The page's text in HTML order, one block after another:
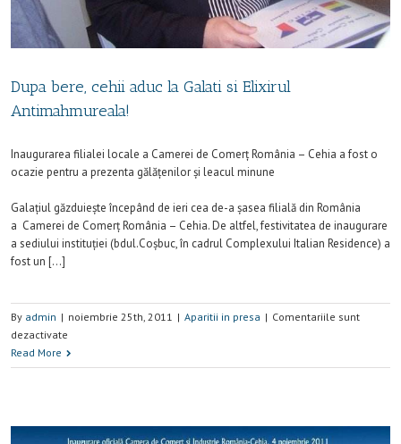
Dupa bere, cehii aduc la Galati si Elixirul
Antimahmureala!
Inaugurarea filialei locale a Camerei de Comerț România – Cehia a fost o
ocazie pentru a prezenta gălățenilor și leacul minune
Galațiul găzduiește începând de ieri cea de-a șasea filială din România
a Camerei de Comerț România – Cehia. De altfel, festivitatea de inaugurare
a sediului instituției (bdul.Coșbuc, în cadrul Complexului Italian Residence) a
fost un […]
By admin | noiembrie 25th, 2011 | Aparitii in presa | Comentariile sunt
dezactivate
Read More